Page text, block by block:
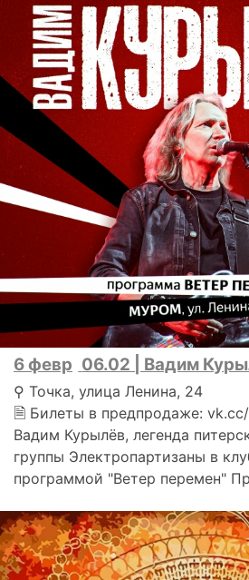
6 февр 06.02 | Вадим
⚲ Точка, улица Ленина, 24
🗎 Билеты в предпродаже: vk.cc/
Вадим Курылёв, легенда
группы Электропартизаны в
программой "Ветер перемен"